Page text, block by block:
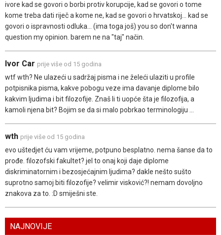
ivore kad se govori o borbi protiv korupcije, kad se govori o tome
kome treba dati riječ a kome ne, kad se govori o hrvatskoj... kad se
govori o ispravnosti odluka... (ima toga još) you so don't wanna
question my opinion. barem ne na "taj" način.
Ivor Car prije više od 15 godina
wtf wth? Ne ulazeći u sadržaj pisma i ne želeći ulaziti u profile
potpisnika pisma, kakve pobogu veze ima davanje diplome bilo
kakvim ljudima i bit filozofije. Znaš li ti uopće šta je filozofija, a
kamoli njena bit? Bojim se da si malo pobrkao terminologiju ...
wth prije više od 15 godina
evo uštedjet ću vam vrijeme, potpuno besplatno. nema šanse da to
prođe. filozofski fakultet? jel to onaj koji daje diplome
diskriminatornim i bezosjećajnim ljudima? dakle nešto sušto
suprotno samoj biti filozofije? velimir visković?! nemam dovoljno
znakova za to. :D smiješni ste.
NAJNOVIJE